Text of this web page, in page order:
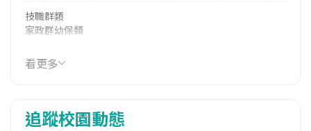
技職群類
家政群幼保類
114年學費
37,913 元/學期
12,510 元/學期
看更多
追蹤校園動態